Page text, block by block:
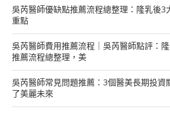
吳芮醫師優缺點推薦流程總整理：隆乳後3
重點
吳芮醫師費用推薦流程｜吳芮醫師點評：
推薦流程總整理，美
吳芮醫師常見問題推薦：3個醫美長期投資
了美麗未來